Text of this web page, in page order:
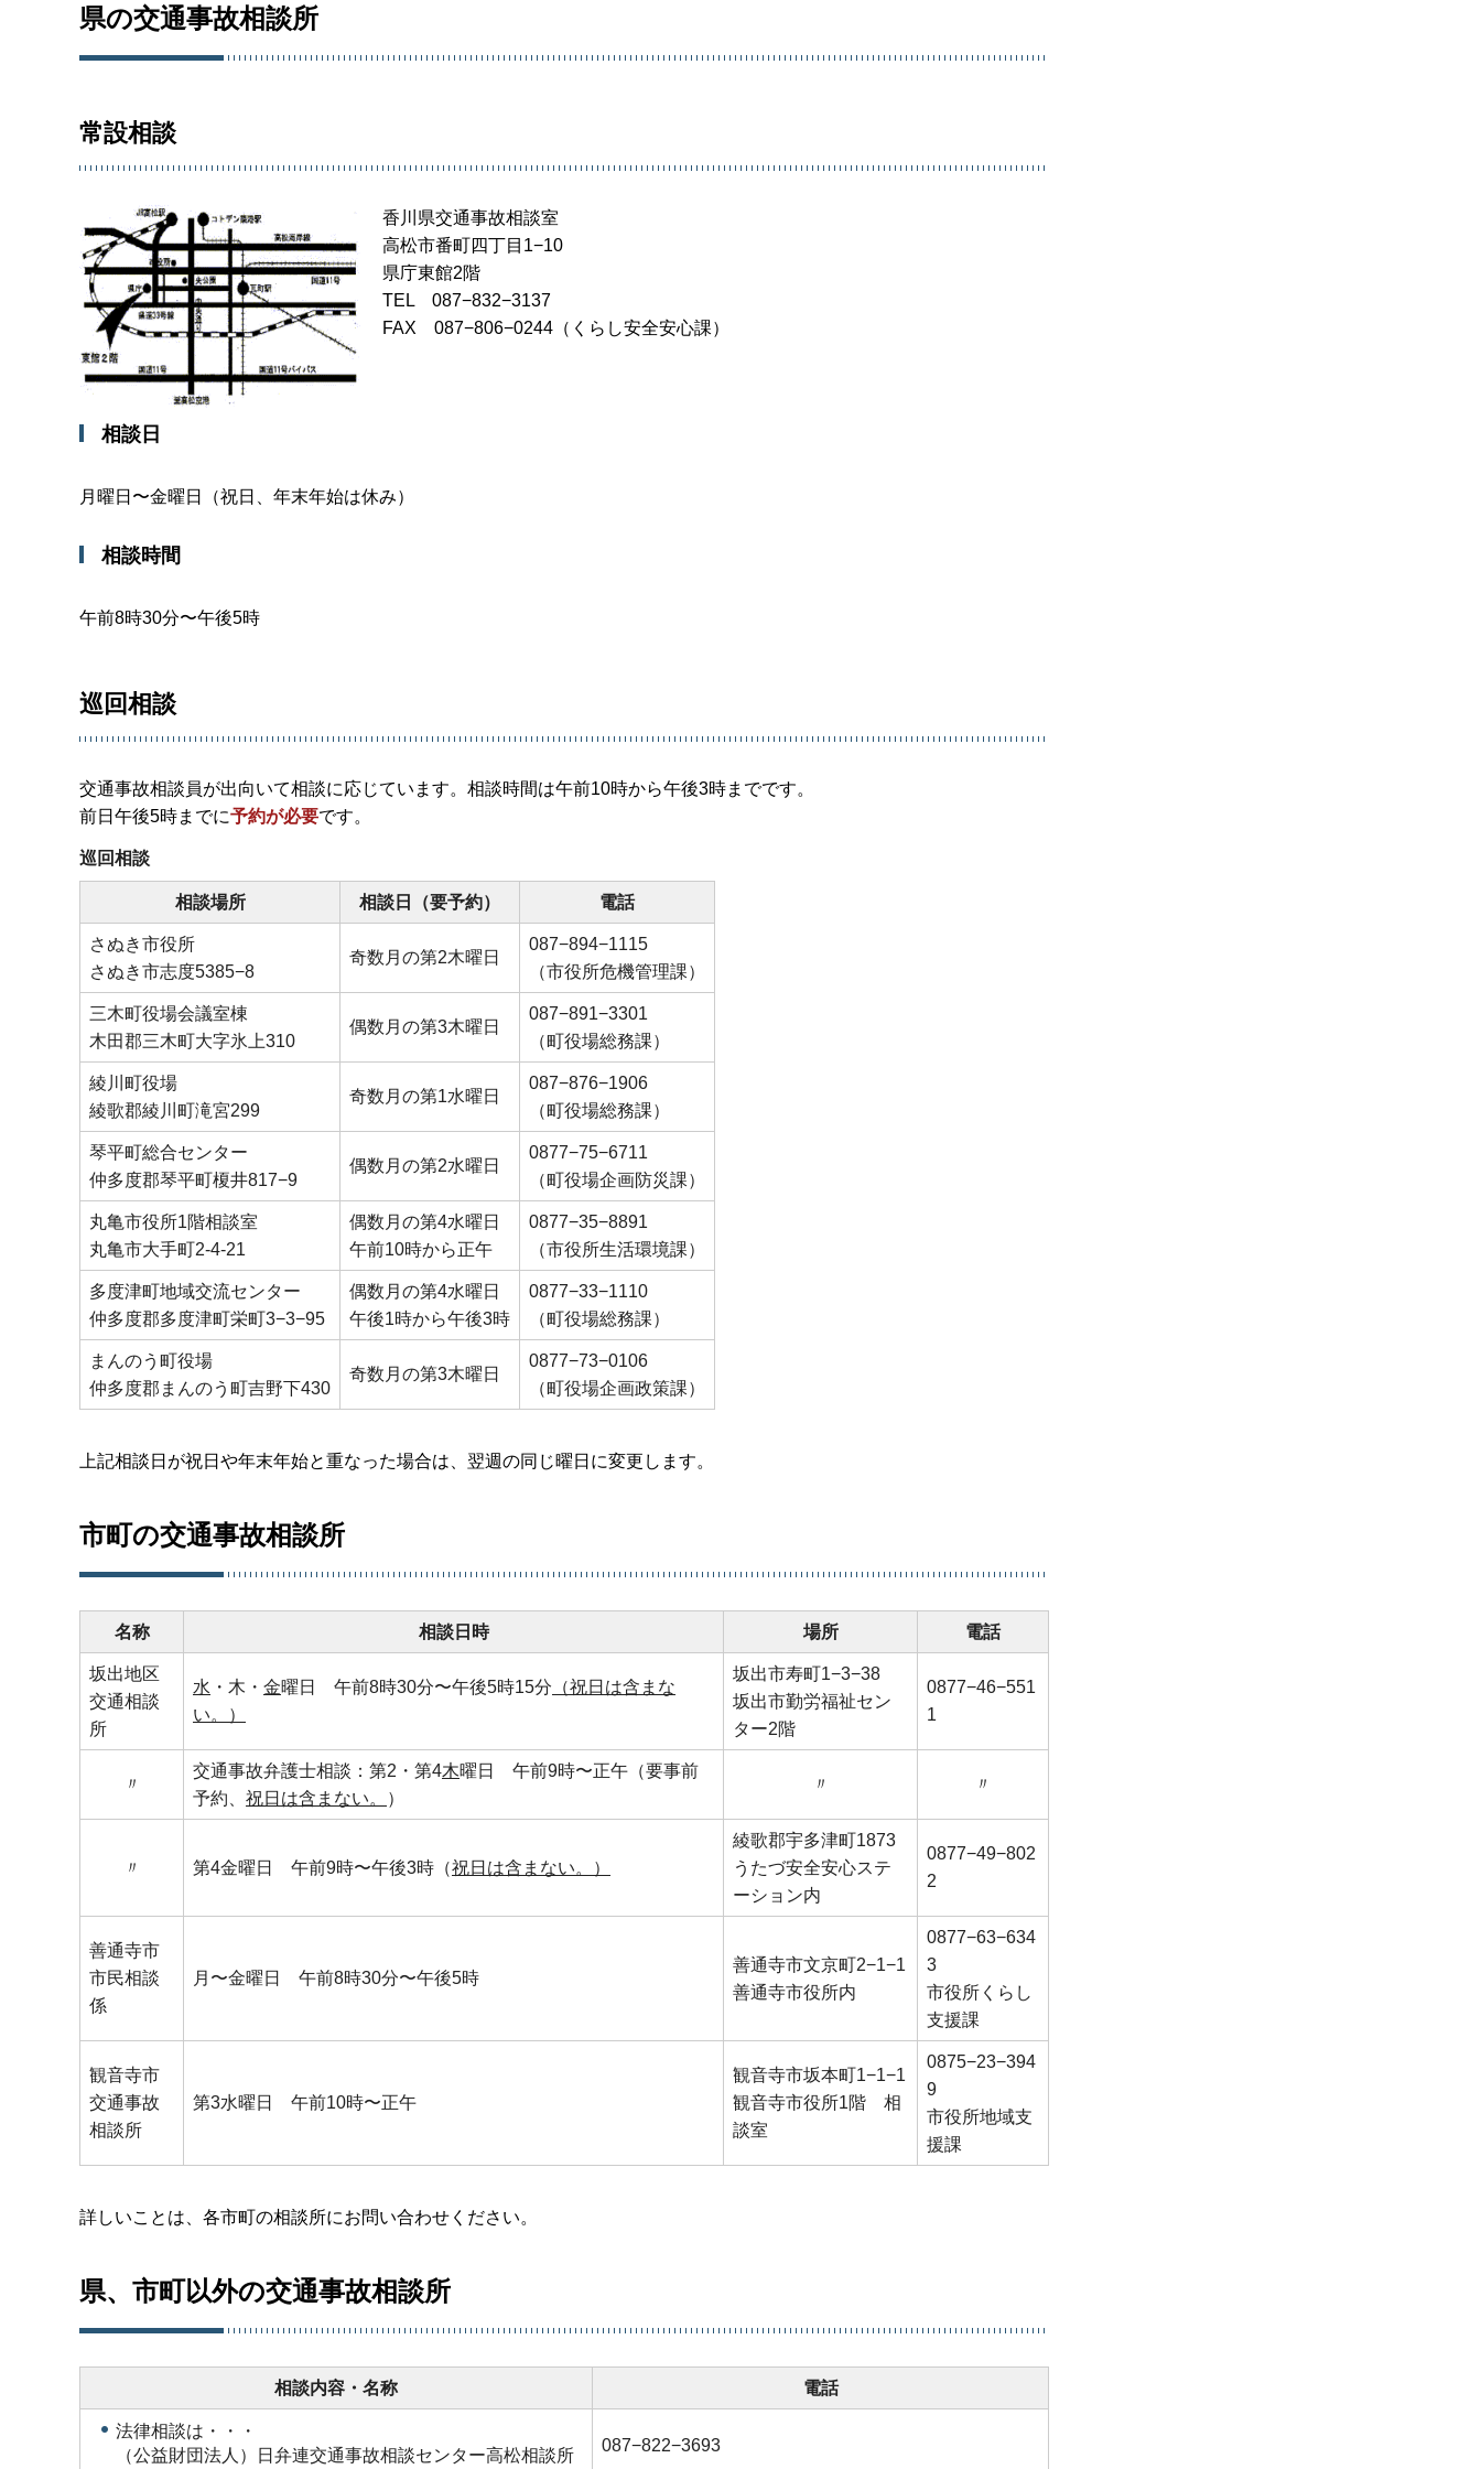
県の交通事故相談所
常設相談
香川県交通事故相談室
高松市番町四丁目1−10
県庁東館2階
TEL 087−832−3137
FAX 087−806−0244（くらし安全安心課）
相談日
月曜日〜金曜日（祝日、年末年始は休み）
相談時間
午前8時30分〜午後5時
巡回相談
交通事故相談員が出向いて相談に応じています。相談時間は午前10時から午後3時までです。
前日午後5時までに予約が必要です。
巡回相談
相談場所 相談日（要予約） 電話
さぬき市役所
さぬき市志度5385−8
奇数月の第2木曜日
087−894−1115
（市役所危機管理課）
三木町役場会議室棟
木田郡三木町大字氷上310
偶数月の第3木曜日
087−891−3301
（町役場総務課）
綾川町役場
綾歌郡綾川町滝宮299
奇数月の第1水曜日
087−876−1906
（町役場総務課）
琴平町総合センター
仲多度郡琴平町榎井817−9
偶数月の第2水曜日
0877−75−6711
（町役場企画防災課）
丸亀市役所1階相談室
丸亀市大手町2-4-21
偶数月の第4水曜日
午前10時から正午
0877−35−8891
（市役所生活環境課）
多度津町地域交流センター
仲多度郡多度津町栄町3−3−95
偶数月の第4水曜日
午後1時から午後3時
0877−33−1110
（町役場総務課）
まんのう町役場
仲多度郡まんのう町吉野下430
奇数月の第3木曜日
0877−73−0106
（町役場企画政策課）
上記相談日が祝日や年末年始と重なった場合は、翌週の同じ曜日に変更します。
市町の交通事故相談所
名称 相談日時 場所 電話
坂出地区
交通相談
所
水 ・木・ 金曜日 午前8時30分〜午後5時15分 （祝日は含まな
い。）
坂出市寿町1−3−38
坂出市勤労福祉セン
ター2階
0877−46−551
1
〃
交通事故弁護士相談：第2・第4木曜日 午前9時〜正午（要事前
予約、 祝日は含まない。 ）
〃 〃
〃 第4金曜日 午前9時〜午後3時（祝日は含まない。）
綾歌郡宇多津町1873
うたづ安全安心ステ
ーション内
0877−49−802
2
善通寺市
市民相談
係
月〜金曜日 午前8時30分〜午後5時
善通寺市文京町2−1−1
善通寺市役所内
0877−63−634
3
市役所くらし
支援課
観音寺市
交通事故
相談所
第3水曜日 午前10時〜正午
観音寺市坂本町1−1−1
観音寺市役所1階 相
談室
0875−23−394
9
市役所地域支
援課
詳しいことは、各市町の相談所にお問い合わせください。
県、市町以外の交通事故相談所
相談内容・名称 電話
法律相談は・・・
（公益財団法人）日弁連交通事故相談センター高松相談所
087−822−3693